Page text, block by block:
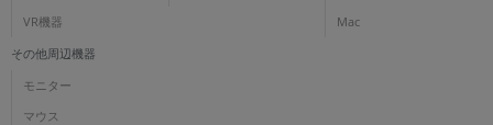
VR機器 Mac
その他周辺機器
モニター
マウス